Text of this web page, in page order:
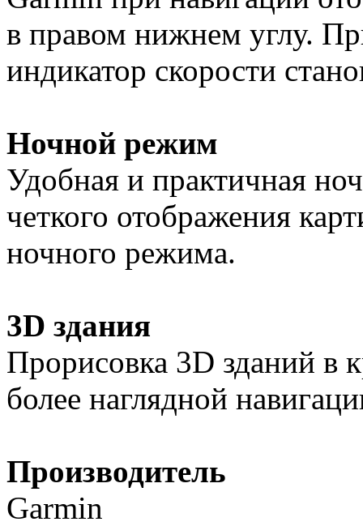
в правом нижнем углу.
индикатор скорости
Ночной режим
Удобная и практичная
четкого отображения
ночного режима.
3D здания
Прорисовка 3D зданий в
более наглядной
Производитель
Garmin